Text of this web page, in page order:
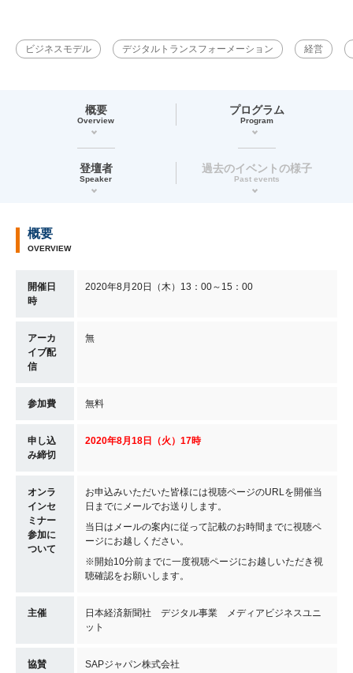
ビジネスモデル デジタルトランスフォーメーション 経営
概要
Overview
プログラム
Program
登壇者
Speaker
過去のイベントの様子
Past events
概要
OVERVIEW
開催日
時
2020年8月20日（木）13：00～15：00
アーカ
イブ配
信
無
参加費 無料
申し込
み締切
2020年8月18日（火）17時
オンラ
インセ
ミナー
参加に
ついて
お申込みいただいた皆様には視聴ページのURLを開催当
日までにメールでお送りします。
当日はメールの案内に従って記載のお時間までに視聴ペ
ージにお越しください。
※開始10分前までに一度視聴ページにお越しいただき視
聴確認をお願いします。
主催
日本経済新聞社 デジタル事業 メディアビジネスユニ
ット
協賛 SAPジャパン株式会社